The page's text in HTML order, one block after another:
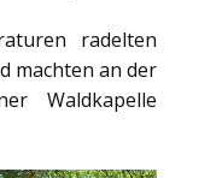
radelten
machten an der
Waldkapelle